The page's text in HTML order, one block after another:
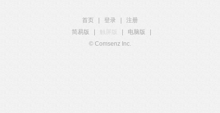
首页 登录
注册
简易版
触屏版 电脑版
© Comsenz Inc.